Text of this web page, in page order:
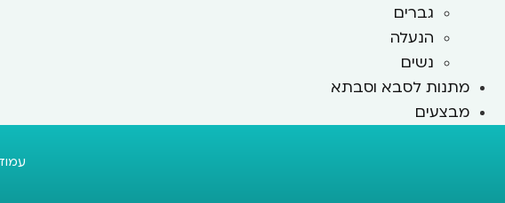
גברים
הנעלה
נשים
מתנות לסבא וסבתא
מבצעים